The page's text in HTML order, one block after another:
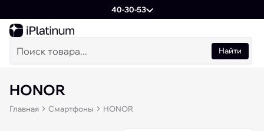
40-30-53
Найти
HONOR
Главная Смартфоны HONOR